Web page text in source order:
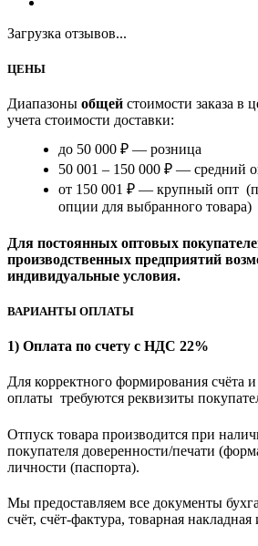
Загрузка отзывов...
ЦЕНЫ
Диапазоны общей стоимости заказа в
учета стоимости доставки:
до 50 000 ₽ — розница
50 001 – 150 000 ₽ — средний
от 150 001 ₽ — крупный опт
опции для выбранного товара)
Для постоянных оптовых
производственных предприятий
индивидуальные условия.
ВАРИАНТЫ ОПЛАТЫ
1) Оплата по счету с НДС 22%
Для корректного формирования счёта
оплаты требуются реквизиты
Отпуск товара производится при
покупателя доверенности/печати
личности (паспорта).
Мы предоставляем все документы
счёт, счёт-фактура, товарная